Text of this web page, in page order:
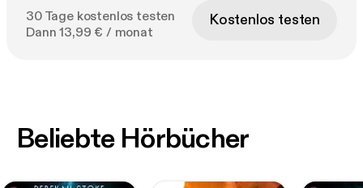
30 Tage kostenlos testen
Dann 13,99 € / monat
Kostenlos testen
Beliebte Hörbücher